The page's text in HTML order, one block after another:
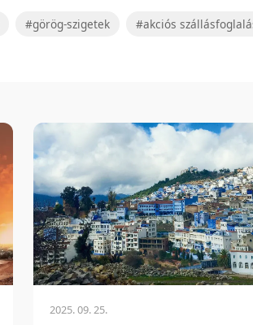
#görög-szigetek #akciós
2025. 09. 25.